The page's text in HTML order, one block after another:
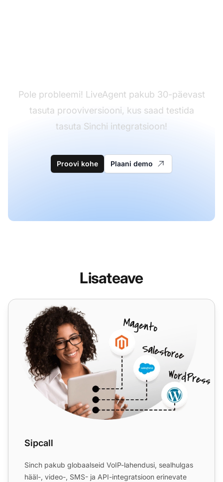
Pole probleemi! LiveAgent pakub 30-päevast
tasuta prooviversiooni, kus saad testida
tasuta Sinchi integratsioon!
Proovi kohe Plaani demo
Lisateave
Sipcall
Sipcall
Sinch pakub globaalseid VoIP-lahendusi, sealhulgas
hääl-, video-, SMS- ja API-integratsioon erinevate